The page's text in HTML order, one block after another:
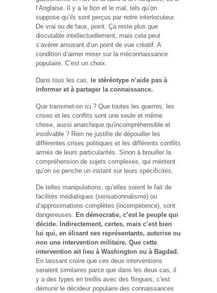
l’Anglaise. Il y a le bon et le mal, tels qu’on
suppose qu’ils sont perçus par notre interlocuteur.
De vrai ou de faux, point. Ça reste plus que
discutable intellectuellement, mais cela peut
s’avérer amusant d’un point de vue créatif. A
condition d’aimer miser sur la méconnaissance
populaire. C’est un choix.
Dans tous les cas,
le stéréotype n’aide pas à
informer et à partager la connaissance.
Que transmet-on ici ? Que toutes les guerres, les
crises et les conflits sont une seule et même
chose, aussi anarchique qu’incompréhensible et
insolvable ? Rien ne justifie de dépouiller les
différentes crises politiques et les différents conflits
armés de leurs particularités. Sinon à brouiller la
compréhension de sujets complexes, qui méritent
qu’on se penche un instant sur leurs spécificités.
De telles manipulations, qu’elles soient le fait de
facilités médiatiques (sensationnalisme) ou
d’approximations complètes (incompétence), sont
dangereuses. En démocratie, c’est le peuple qui
décide. Indirectement, certes, mais c’est bien
lui qui, en élisant ses représentants, autorise ou
non une intervention militaire. Que cette
intervention ait lieu à Washington ou à Bagdad.
En laissant croire que ces deux interventions
seraient similaires parce que dans les deux cas, il
y a des types en treillis avec des flingues, c’est
démunir le décideur populaire des connaissances